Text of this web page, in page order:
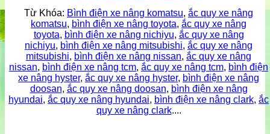
Từ Khóa: Bình điện xe nâng komatsu, ắc quy xe nâng
komatsu, bình điện xe nâng toyota, ắc quy xe nâng
toyota, bình điện xe nâng nichiyu, ắc quy xe nâng
nichiyu, bình điện xe nâng mitsubishi, ắc quy xe nâng
mitsubishi, bình điện xe nâng nissan, ắc quy xe nâng
nissan, bình điện xe nâng tcm, ắc quy xe nâng tcm, bình điện
xe nâng hyster, ắc quy xe nâng hyster, bình điện xe nâng
doosan, ắc quy xe nâng doosan, bình điện xe nâng
hyundai, ắc quy xe nâng hyundai, bình điện xe nâng clark, ắc
quy xe nâng clark....